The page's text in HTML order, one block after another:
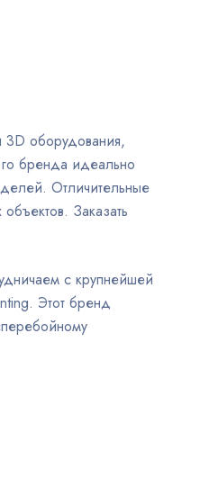
3D оборудования,
бренда идеально
Отличительные
Заказать
с крупнейшей
Этот бренд